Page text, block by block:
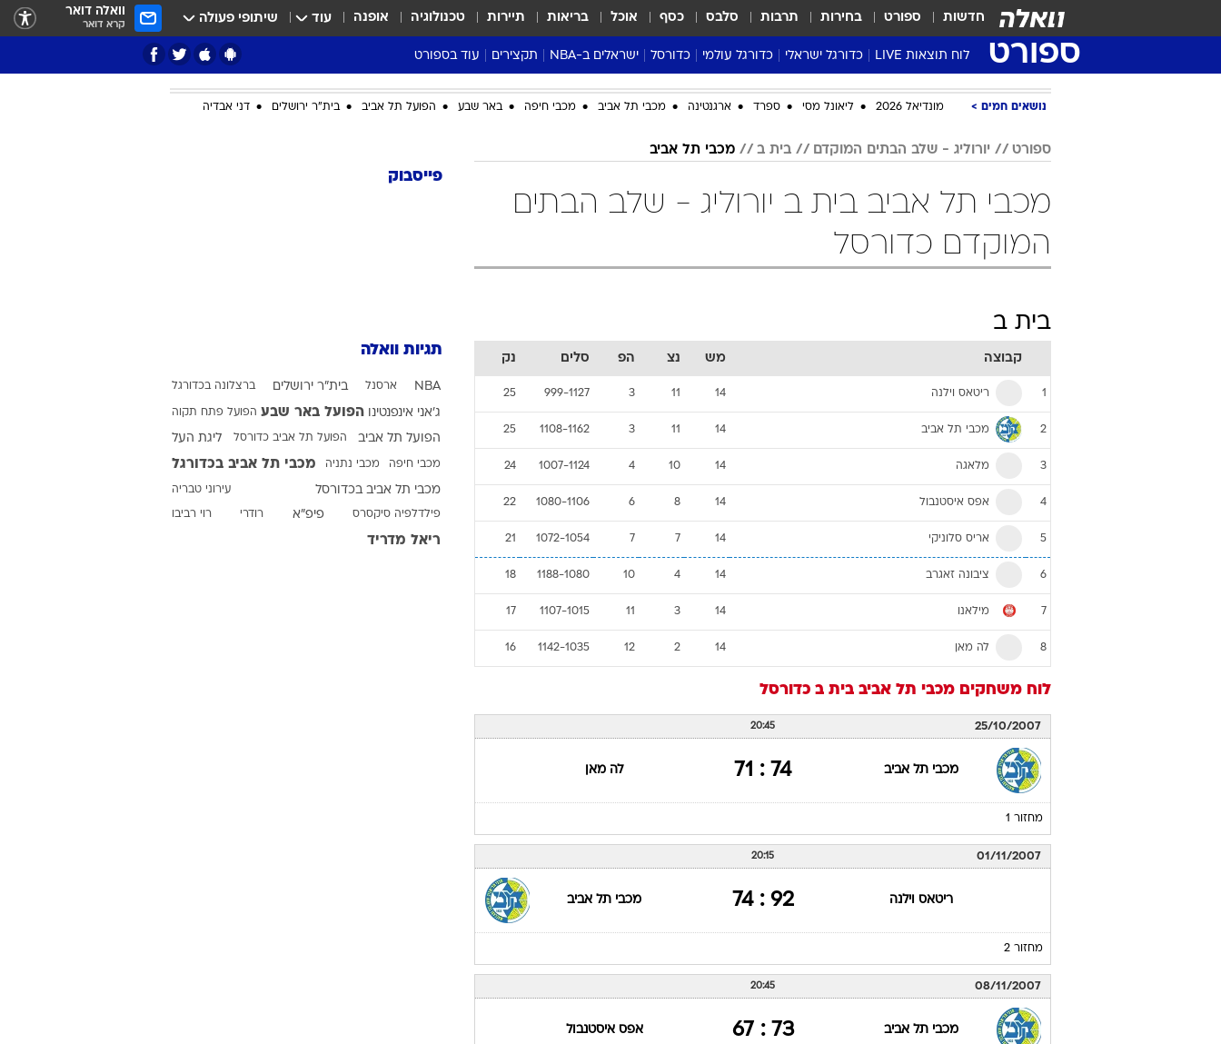
חדשות ספורט בחירות תרבות סלבס כסף אוכל בריאות תיירות טכנולוגיה אופנה עוד שיתופי פעולה וואלה דואר
קרא דואר
ספורט לוח תוצאות LIVE כדורגל ישראלי
ליגת העל Winner
גביע המדינה
שגרירים
ליגה לאומית
כדורגל עולמי
ליגה אנגלית
ליגה איטלקית
ליגה צרפתית
כדורסל
ליגת העל
יורוליג וכדורסל אירופי
נבחרות ישראל בכדורסל
ישראלים ב-NBA
דני אבדיה
תקצירים עוד בספורט
מונדיאל 2026
NBA
פודקאסטים
ענפים נוספים
לוח שידורים
החידה של ספורט1
ארכיון מדורים מחוץ לקווים
כתבו לנו
נושאים חמים מונדיאל 2026 ליאונל מסי ספרד ארגנטינה מכבי תל אביב מכבי חיפה באר שבע הפועל תל אביב בית"ר ירושלים דני אבדיה
ספורט יורוליג - שלב הבתים המוקדם בית ב מכבי תל אביב
מכבי תל אביב בית ב יורוליג - שלב הבתים
המוקדם כדורסל
בית ב
קבוצה מש נצ הפ סלים נק
1 ריטאס וילנה 14
11
3
999-1127
25
2 מכבי תל אביב 14
11
3
1108-1162
25
3 מלאגה 14
10
4
1007-1124
24
4 אפס איסטנבול 14
8
6
1080-1106
22
5 אריס סלוניקי 14
7
7
1072-1054
21
6 ציבונה זאגרב 14
4
10
1188-1080
18
7 מילאנו 14
3
11
1107-1015
17
8 לה מאן 14
2
12
1142-1035
16
לוח משחקים מכבי תל אביב בית ב כדורסל
25/10/2007
20:45
מכבי תל אביב 74 : 71 לה מאן
מחזור 1
01/11/2007
20:15
ריטאס וילנה 92 : 74 מכבי תל אביב
מחזור 2
08/11/2007
20:45
מכבי תל אביב 73 : 67 אפס איסטנבול
פייסבוק
תגיות וואלה
NBA ארסנל בית"ר ירושלים ברצלונה בכדורגל
ג'אני אינפנטינו הפועל באר שבע הפועל פתח תקוה
הפועל תל אביב הפועל תל אביב כדורסל ליגת העל
מכבי חיפה מכבי נתניה מכבי תל אביב בכדורגל
מכבי תל אביב בכדורסל עירוני טבריה
פילדלפיה סיקסרס פיפ"א רודרי רוי רביבו
ריאל מדריד